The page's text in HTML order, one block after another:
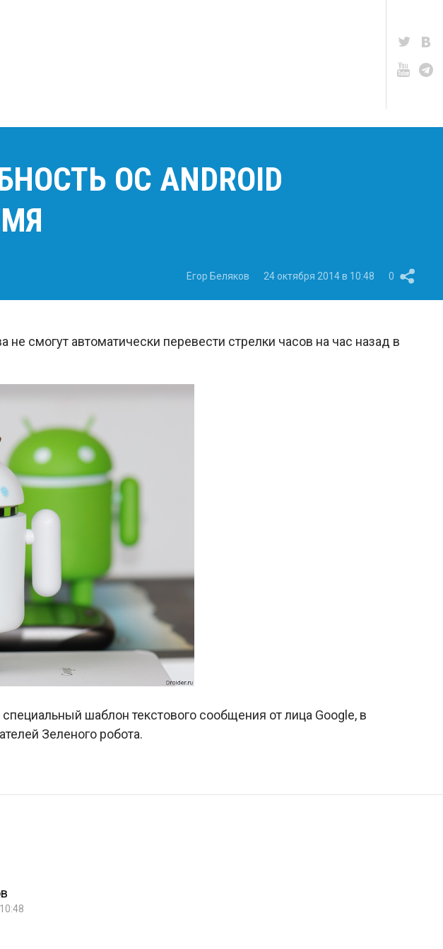
ОС ANDROID
Егор Беляков 24 октября 2014 в 10:48 0
не смогут автоматически перевести стрелки часов на час назад в
шаблон текстового сообщения от лица Google, в
Зеленого робота.